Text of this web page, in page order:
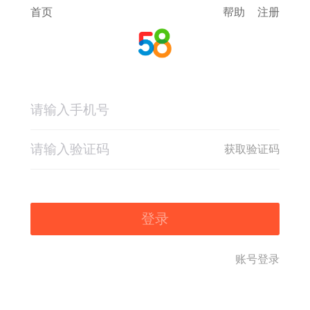
首页 帮助 注册
获取验证码
登录
账号登录